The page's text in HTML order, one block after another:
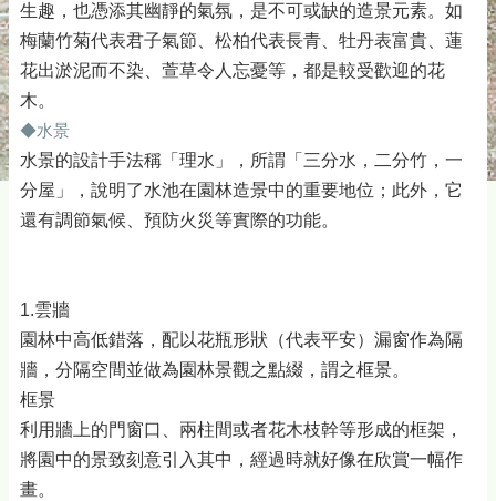
生趣，也憑添其幽靜的氣氛，是不可或缺的造景元素。如
梅蘭竹菊代表君子氣節、松柏代表長青、牡丹表富貴、蓮
花出淤泥而不染、萱草令人忘憂等，都是較受歡迎的花
木。
◆水景
水景的設計手法稱「理水」，所謂「三分水，二分竹，一
分屋」，說明了水池在園林造景中的重要地位；此外，它
還有調節氣候、預防火災等實際的功能。
1.雲牆
園林中高低錯落，配以花瓶形狀（代表平安）漏窗作為隔
牆，分隔空間並做為園林景觀之點綴，謂之框景。
框景
利用牆上的門窗口、兩柱間或者花木枝幹等形成的框架，
將園中的景致刻意引入其中，經過時就好像在欣賞一幅作
畫。